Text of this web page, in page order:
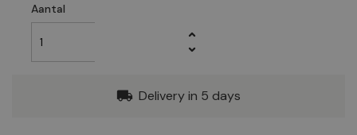
Aantal
local_shipping Delivery in 5 days